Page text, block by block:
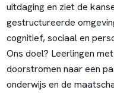
uitdaging en ziet de
gestructureerde
cognitief, sociaal en
Ons doel? Leerlingen
doorstromen naar een
onderwijs en de